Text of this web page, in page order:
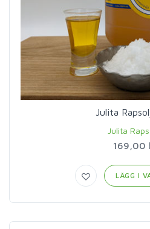
Julita
Julita
169,00
LÄGG I